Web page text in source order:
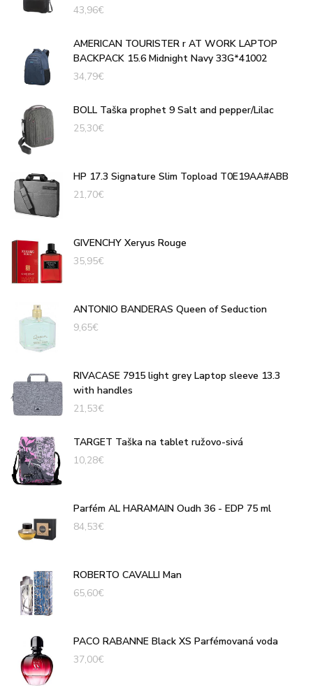
43,96€
AMERICAN TOURISTER r AT WORK LAPTOP
BACKPACK 15.6 Midnight Navy 33G*41002
34,79€
BOLL Taška prophet 9 Salt and pepper/Lilac
25,30€
HP 17.3 Signature Slim Topload T0E19AA#ABB
21,70€
GIVENCHY Xeryus Rouge
35,95€
ANTONIO BANDERAS Queen of Seduction
9,65€
RIVACASE 7915 light grey Laptop sleeve 13.3
with handles
21,53€
TARGET Taška na tablet ružovo-sivá
10,28€
Parfém AL HARAMAIN Oudh 36 - EDP 75 ml
84,53€
ROBERTO CAVALLI Man
65,60€
PACO RABANNE Black XS Parfémovaná voda
37,00€